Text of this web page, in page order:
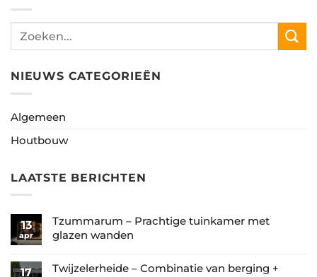
NIEUWS CATEGORIEËN
Algemeen
Houtbouw
LAATSTE BERICHTEN
13
apr
Tzummarum – Prachtige tuinkamer met
glazen wanden
reacties
17
Twijzelerheide – Combinatie van berging +